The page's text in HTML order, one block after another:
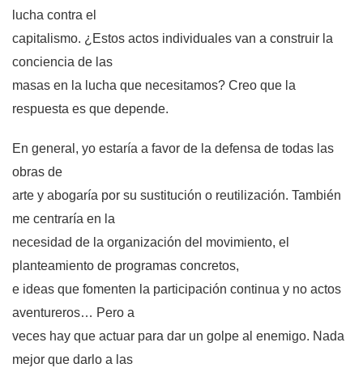
lucha contra el
capitalismo. ¿Estos actos individuales van a construir la
conciencia de las
masas en la lucha que necesitamos? Creo que la
respuesta es que depende.
En general, yo estaría a favor de la defensa de todas las
obras de
arte y abogaría por su sustitución o reutilización. También
me centraría en la
necesidad de la organización del movimiento, el
planteamiento de programas concretos,
e ideas que fomenten la participación continua y no actos
aventureros… Pero a
veces hay que actuar para dar un golpe al enemigo. Nada
mejor que darlo a las